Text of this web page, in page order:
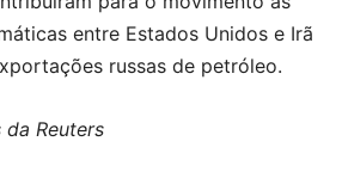
entre Estados Unidos e Irã
russas de petróleo.
Reuters